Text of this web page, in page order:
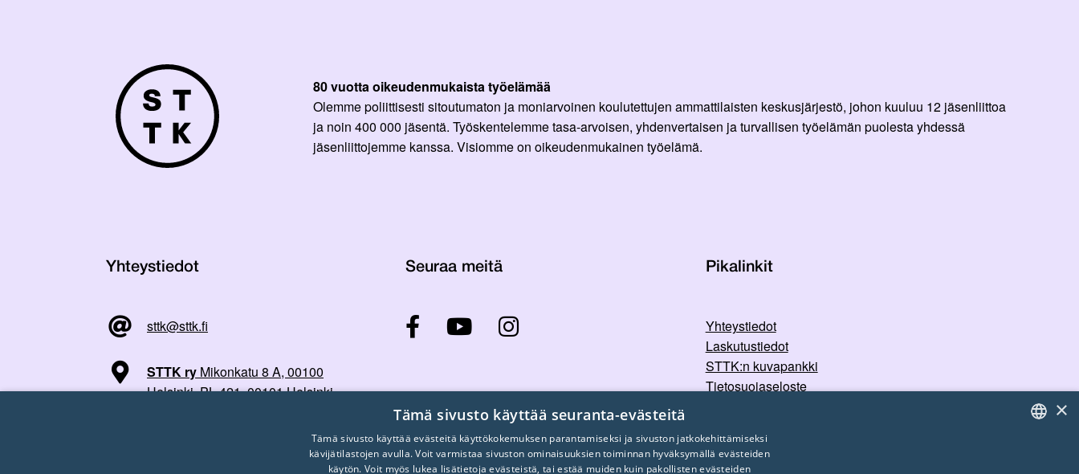
80 vuotta oikeudenmukaista työelämää
Olemme poliittisesti sitoutumaton ja moniarvoinen koulutettujen ammattilaisten keskusjärjestö, johon kuuluu 12 jäsenliittoa
ja noin 400 000 jäsentä. Työskentelemme tasa-arvoisen, yhdenvertaisen ja turvallisen työelämän puolesta yhdessä
jäsenliittojemme kanssa. Visiomme on oikeudenmukainen työelämä.
Yhteystiedot
sttk@sttk.fi
STTK ry Mikonkatu 8 A, 00100
Helsinki, PL 421, 00101 Helsinki
Seuraa meitä Pikalinkit
Yhteystiedot
Laskutustiedot
STTK:n kuvapankki
Tietosuojaseloste
×
Tämä sivusto käyttää seuranta-evästeitä
Tämä sivusto käyttää evästeitä käyttökokemuksen parantamiseksi ja sivuston jatkokehittämiseksi
kävijätilastojen avulla. Voit varmistaa sivuston ominaisuuksien toiminnan hyväksymällä evästeiden
käytön. Voit myös lukea lisätietoja evästeistä, tai estää muiden kuin pakollisten evästeiden